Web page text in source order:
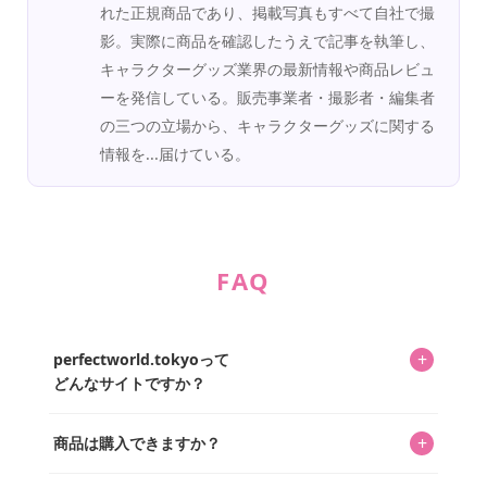
れた正規商品であり、掲載写真もすべて自社で撮
影。実際に商品を確認したうえで記事を執筆し、
キャラクターグッズ業界の最新情報や商品レビュ
ーを発信している。販売事業者・撮影者・編集者
の三つの立場から、キャラクターグッズに関する
情報を...届けている。
FAQ
perfectworld.tokyoって
どんなサイトですか？
+
ってもらうニュースサイトです。運営はキャラグッズコレ
商品は購入できますか？ +